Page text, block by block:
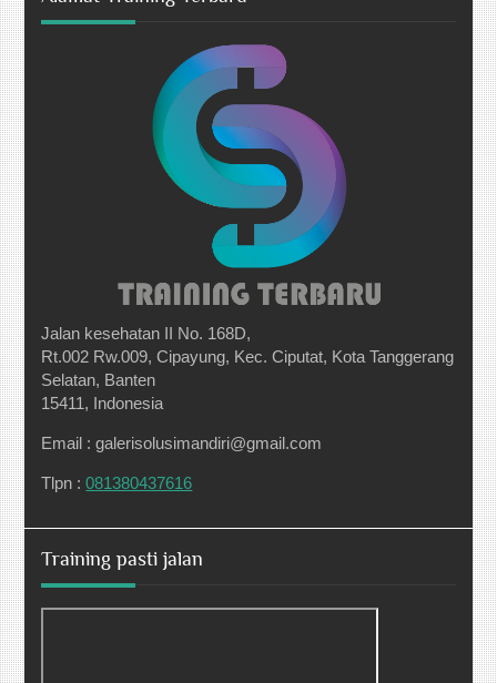
Jalan kesehatan II No. 168D,
Rt.002 Rw.009, Cipayung, Kec. Ciputat, Kota Tanggerang
Selatan, Banten
15411, Indonesia
Email : galerisolusimandiri@gmail.com
Tlpn :081380437616
Training pasti jalan